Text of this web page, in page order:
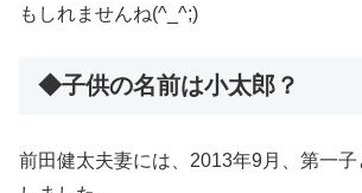
もしれませんね(^_^;)
◆子供の名前は小太郎？
前田健太夫妻には、2013年9月、第一